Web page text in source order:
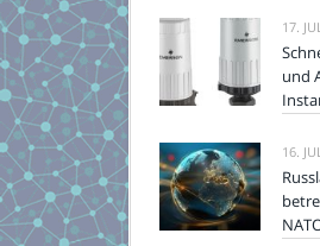
17.
und
16.